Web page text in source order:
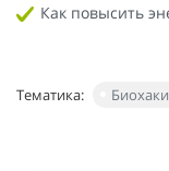
Как повысить
Тематика: